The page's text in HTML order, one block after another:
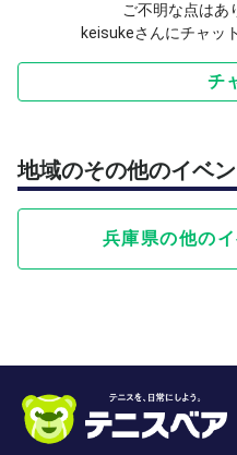
ご不明な点はあ
keisukeさんにチャッ
チ
地域のその他のイベン
兵庫県の他の